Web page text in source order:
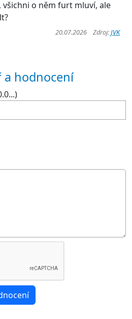
všichni o něm furt mluví, ale
20.07.2026 Zdroj:JVK
a hodnocení